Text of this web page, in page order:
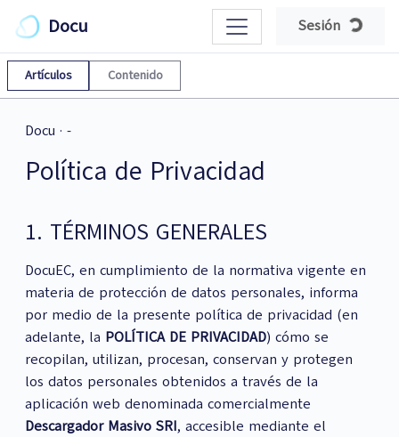
Docu Sesión
Artículos Contenido
Docu · -
Política de Privacidad
1. TÉRMINOS GENERALES
DocuEC, en cumplimiento de la normativa vigente en
materia de protección de datos personales, informa
por medio de la presente política de privacidad (en
adelante, la POLÍTICA DE PRIVACIDAD) cómo se
recopilan, utilizan, procesan, conservan y protegen
los datos personales obtenidos a través de la
aplicación web denominada comercialmente
Descargador Masivo SRI, accesible mediante el